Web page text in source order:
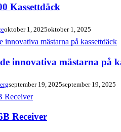
Kassettdäck
oktober 1, 2025oktober 1, 2025
innovativa mästarna på
september 19, 2025september 19, 2025
Receiver